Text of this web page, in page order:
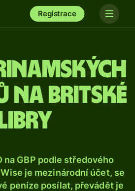
Registrace
na britské
libry
na GBP podle středového
je mezinárodní účet, se
peníze posílat, převádět je